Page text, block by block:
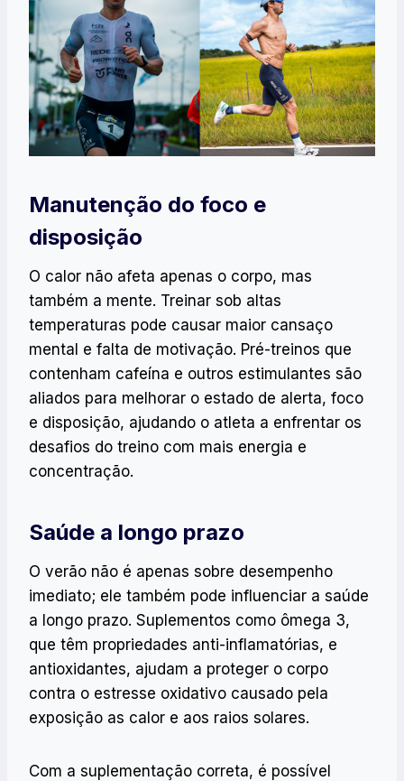
Manutenção do foco e
disposição
O calor não afeta apenas o corpo, mas
também a mente. Treinar sob altas
temperaturas pode causar maior cansaço
mental e falta de motivação. Pré-treinos que
contenham cafeína e outros estimulantes são
aliados para melhorar o estado de alerta, foco
e disposição, ajudando o atleta a enfrentar os
desafios do treino com mais energia e
concentração.
Saúde a longo prazo
O verão não é apenas sobre desempenho
imediato; ele também pode influenciar a saúde
a longo prazo. Suplementos como ômega 3,
que têm propriedades anti-inflamatórias, e
antioxidantes, ajudam a proteger o corpo
contra o estresse oxidativo causado pela
exposição as calor e aos raios solares.
Com a suplementação correta, é possível